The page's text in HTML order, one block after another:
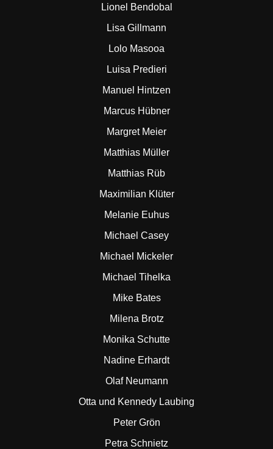
Lionel Bendobal
Lisa Gillmann
Lolo Masooa
Luisa Predieri
Manuel Hintzen
Marcus Hübner
Margret Meier
Matthias Müller
Matthias Rüb
Maximilian Klüter
Melanie Euhus
Michael Casey
Michael Mickeler
Michael Tihelka
Mike Bates
Milena Brotz
Monika Schutte
Nadine Erhardt
Olaf Neumann
Otta und Kennedy Laubing
Peter Grön
Petra Schnietz